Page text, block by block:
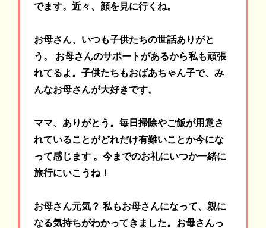
でます。近々、顔を見に行くね。
お母さん、いつも子供たちの世話ありがと
う。 お母さんのサポートがあるから私も頑張
れてるよ。子供たちもおばあちゃん子で、み
んなお母さんが大好きです。
ママ、ありがとう。毎日掃除やご飯が用意さ
れていることがどれだけ有難いことか今にな
って感じます 。今までのお礼にいつか一緒に
旅行にいこうね！
お母さん元気？ 私もお母さんになって、親に
なる気持ちがわかってきました。お母さんっ